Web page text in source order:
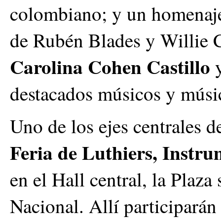
colombiano; y un
de Rubén Blades y Willie
Carolina Cohen Castillo
destacados músicos y
Uno de los ejes centrales
Feria de Luthiers,
en el Hall central, la
Nacional. Allí participarán